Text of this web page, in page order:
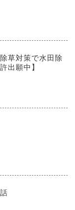
草対策で水田除
出願中】